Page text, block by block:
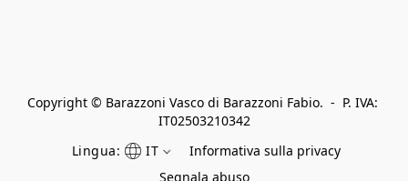
Copyright © Barazzoni Vasco di Barazzoni Fabio.  -  P. IVA:
IT02503210342
Lingua:
IT
Informativa sulla privacy
Segnala abuso